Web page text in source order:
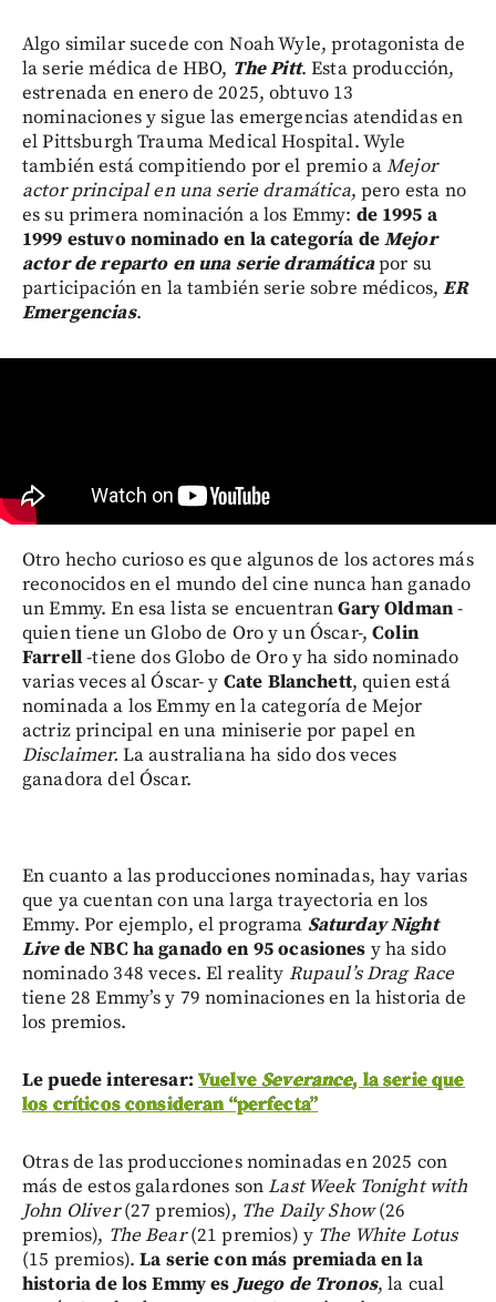
Algo similar sucede con Noah Wyle, protagonista de
la serie médica de HBO, The Pitt. Esta producción,
estrenada en enero de 2025, obtuvo 13
nominaciones y sigue las emergencias atendidas en
el Pittsburgh Trauma Medical Hospital. Wyle
también está compitiendo por el premio aMejor
actor principal en una serie dramática, pero esta no
es su primera nominación a los Emmy: de 1995 a
1999 estuvo nominado en la categoría deMejor
actor de reparto en una serie dramáticapor su
participación en la también serie sobre médicos,ER
Emergencias.
Otro hecho curioso es que algunos de los actores más
reconocidos en el mundo del cine nunca han ganado
un Emmy. En esa lista se encuentranGary Oldman-
quien tiene un Globo de Oro y un Óscar-,Colin
Farrell-tiene dos Globo de Oro y ha sido nominado
varias veces al Óscar- y Cate Blanchett, quien está
nominada a los Emmy en la categoría de Mejor
actriz principal en una miniserie por papel en
Disclaimer. La australiana ha sido dos veces
ganadora del Óscar.
En cuanto a las producciones nominadas, hay varias
que ya cuentan con una larga trayectoria en los
Emmy. Por ejemplo, el programa Saturday Night
Livede NBC ha ganado en 95 ocasiones y ha sido
nominado 348 veces. El reality Rupaul’s Drag Race
tiene 28 Emmy’s y 79 nominaciones en la historia de
los premios.
Le puede interesar: VuelveSeverance, la serie que
los críticos consideran “perfecta”
Otras de las producciones nominadas en 2025 con
más de estos galardones sonLast Week Tonight with
John Oliver(27 premios), The Daily Show(26
premios), The Bear(21 premios) y The White Lotus
(15 premios).La serie con más premiada en la
historia de los Emmy esJuego de Tronos, la cual